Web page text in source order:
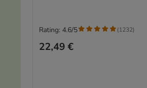
22,49 €
Rating: 4.6/5 (1232)